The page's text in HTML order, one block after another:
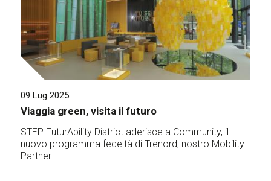
09 Lug 2025
Viaggia green, visita il futuro
STEP FuturAbility District aderisce a Community, il
nuovo programma fedeltà di Trenord, nostro Mobility
Partner.